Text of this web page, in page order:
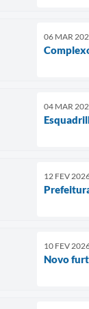
06 MAR
04 MAR
12 FEV
10 FEV
Novo